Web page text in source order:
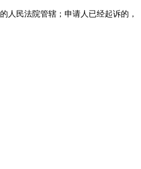
民法院管辖；申请人已经起诉的，